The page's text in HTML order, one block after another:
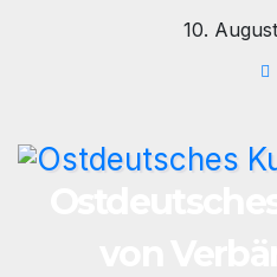
10.